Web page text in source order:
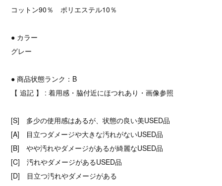
コットン90％ ポリエステル10％
● カラー
グレー
● 商品状態ランク：B
【 追記 】 : 着用感・脇付近にほつれあり・画像参照
[S] 多少の使用感はあるが、状態の良い美USED品
[A] 目立つダメージや大きな汚れがないUSED品
[B] やや汚れやダメージがあるが綺麗なUSED品
[C] 汚れやダメージがあるUSED品
[D] 目立つ汚れやダメージがある